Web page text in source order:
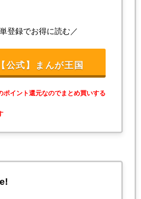
登録でお得に読む／
【公式】まんが王国
ポイント還元なのでまとめ買いする